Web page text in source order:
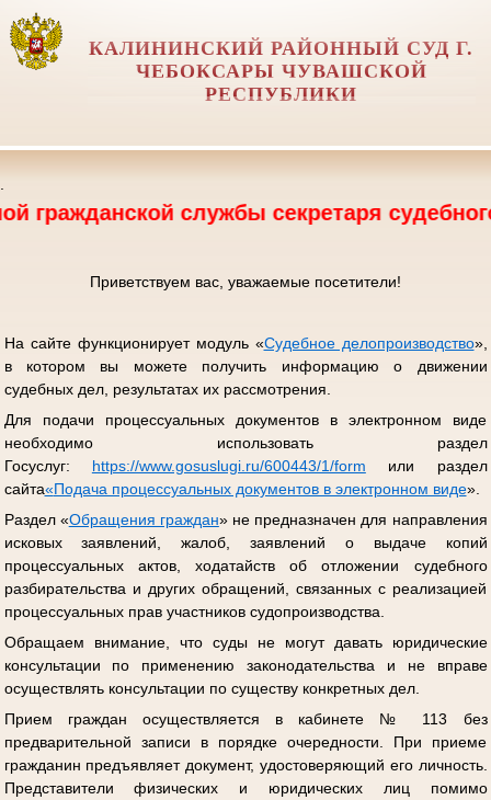
КАЛИНИНСКИЙ РАЙОННЫЙ СУД Г.
ЧЕБОКСАРЫ ЧУВАШСКОЙ
РЕСПУБЛИКИ
службы секретаря судебного
Приветствуем вас, уважаемые посетители!
На сайте функционирует модуль «Судебное делопроизводство»,
в котором вы можете получить информацию о движении
судебных дел, результатах их рассмотрения.
Для подачи процессуальных документов в электронном виде
необходимо использовать раздел
Госуслуг: https://www.gosuslugi.ru/600443/1/form или раздел
сайта«Подача процессуальных документов в электронном виде».
Раздел «Обращения граждан» не предназначен для направления
исковых заявлений, жалоб, заявлений о выдаче копий
процессуальных актов, ходатайств об отложении судебного
разбирательства и других обращений, связанных с реализацией
процессуальных прав участников судопроизводства.
Обращаем внимание, что суды не могут давать юридические
консультации по применению законодательства и не вправе
осуществлять консультации по существу конкретных дел.
Прием граждан осуществляется в кабинете № 113 без
предварительной записи в порядке очередности. При приеме
гражданин предъявляет документ, удостоверяющий его личность.
Представители физических и юридических лиц помимо